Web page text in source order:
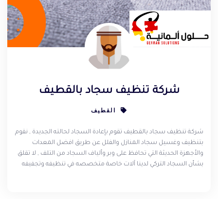
شركة تنظيف سجاد بالقطيف
القطيف
شركة تنظيف سجاد بالقطيف تقوم بإعادة السجاد لحالته الجديدة , نقوم
بتنظيف وغسيل سجاد المنازل والفلل عن طريق افضل المعدات
والأجهزة الحديثة التي تحافظ على وبر وألياف السجاد من التلف , لا تقلق
بشأن السجاد التركي لدينا آلات خاصة متخصصه في تنظيفه وتجفيفه